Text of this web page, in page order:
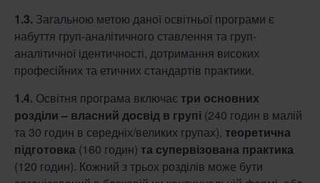
1.3. Загальною метою даної освітньої програми є
набуття груп-аналітичного ставлення та груп-
аналітичної ідентичності, дотримання високих
професійних та етичних стандартів практики.
1.4. Освітня програма включаєтри основних
розділи – власний досвід в групі (240 годин в малій
та 30 годин в середніх/великих групах), теоретична
підготовка (160 годин) та супервізована практика
(120 годин). Кожний з трьох розділів може бути